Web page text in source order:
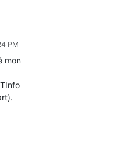
PM
mon